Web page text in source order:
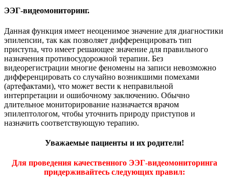
ЭЭГ-видеомониторинг.
Данная функция имеет неоценимое значение для диагностики
эпилепсии, так как позволяет дифференцировать тип
приступа, что имеет решающее значение для правильного
назначения противосудорожной терапии. Без
видеорегистрации многие феномены на записи невозможно
дифференцировать со случайно возникшими помехами
(артефактами), что может вести к неправильной
интерпретации и ошибочному заключению. Обычно
длительное мониторирование назначается врачом
эпилептологом, чтобы уточнить природу приступов и
назначить соответствующую терапию.
Уважаемые пациенты и их родители!
Для проведения качественного ЭЭГ-видеомониторинга
придерживайтесь следующих правил: